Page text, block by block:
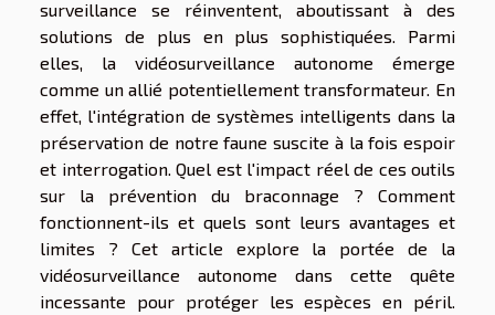
surveillance se réinventent, aboutissant à des
solutions de plus en plus sophistiquées. Parmi
elles, la vidéosurveillance autonome émerge
comme un allié potentiellement transformateur. En
effet, l'intégration de systèmes intelligents dans la
préservation de notre faune suscite à la fois espoir
et interrogation. Quel est l'impact réel de ces outils
sur la prévention du braconnage ? Comment
fonctionnent-ils et quels sont leurs avantages et
limites ? Cet article explore la portée de la
vidéosurveillance autonome dans cette quête
incessante pour protéger les espèces en péril.